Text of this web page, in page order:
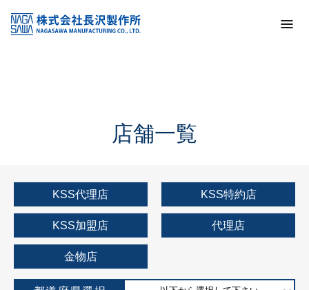
KSS加盟店・取扱店情報
店舗一覧
店舗一覧
KSS代理店 KSS特約店
KSS加盟店 代理店
金物店